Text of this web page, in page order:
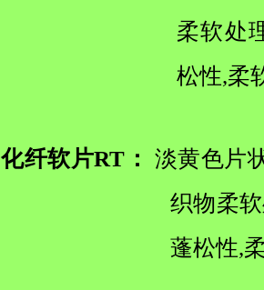
柔软处
松性,柔
化纤软片RT： 淡黄色片
织物柔
蓬松性,